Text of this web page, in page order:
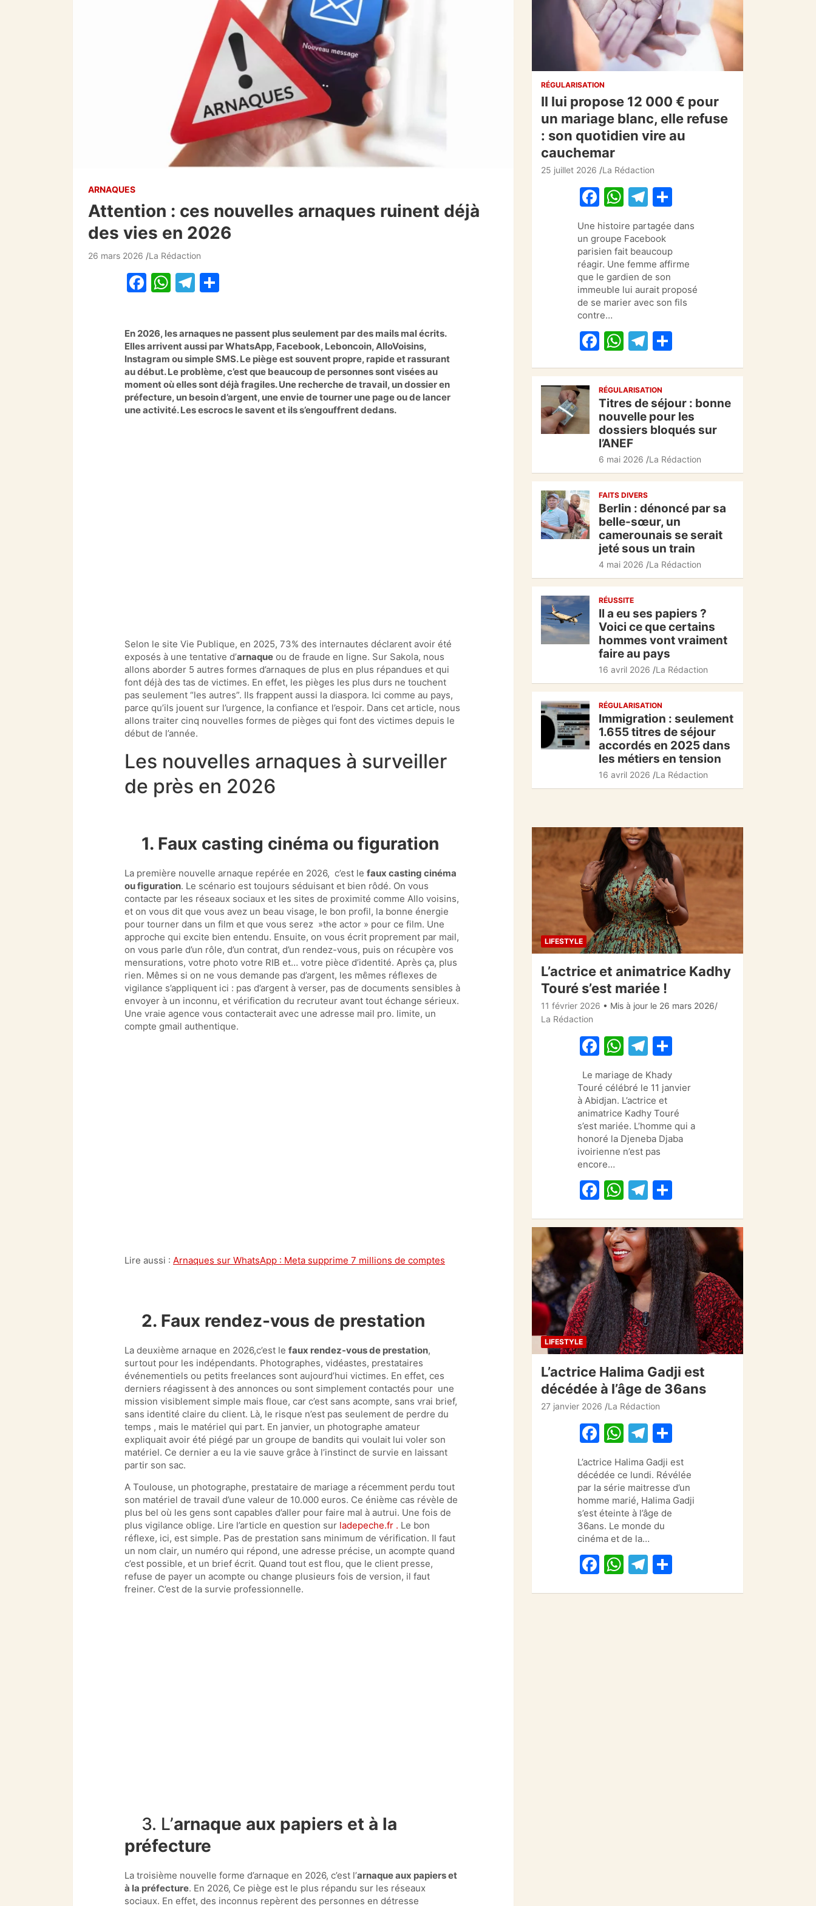
ARNAQUES
Attention : ces nouvelles arnaques ruinent déjà
des vies en 2026
26 mars 2026 La Rédaction
F
e
b
o
o
k
W
s
A
p
p
T
gr
a
m
g
er
En 2026, les arnaques ne passent plus seulement par des mails mal écrits.
Elles arrivent aussi par WhatsApp, Facebook, Leboncoin, AlloVoisins,
Instagram ou simple SMS. Le piège est souvent propre, rapide et rassurant
au début. Le problème, c’est que beaucoup de personnes sont visées au
moment où elles sont déjà fragiles. Une recherche de travail, un dossier en
préfecture, un besoin d’argent, une envie de tourner une page ou de lancer
une activité. Les escrocs le savent et ils s’engouffrent dedans.
Selon le site Vie Publique, en 2025, 73% des internautes déclarent avoir été
exposés à une tentative d’arnaque ou de fraude en ligne. Sur Sakola, nous
allons aborder 5 autres formes d’arnaques de plus en plus répandues et qui
font déjà des tas de victimes. En effet, les pièges les plus durs ne touchent
pas seulement “les autres”. Ils frappent aussi la diaspora. Ici comme au pays,
parce qu’ils jouent sur l’urgence, la confiance et l’espoir. Dans cet article, nous
allons traiter cinq nouvelles formes de pièges qui font des victimes depuis le
début de l’année.
Les nouvelles arnaques à surveiller
de près en 2026
1. Faux casting cinéma ou figuration
La première nouvelle arnaque repérée en 2026, c’est le faux casting cinéma
ou figuration. Le scénario est toujours séduisant et bien rôdé. On vous
contacte par les réseaux sociaux et les sites de proximité comme Allo voisins,
et on vous dit que vous avez un beau visage, le bon profil, la bonne énergie
pour tourner dans un film et que vous serez »the actor » pour ce film. Une
approche qui excite bien entendu. Ensuite, on vous écrit proprement par mail,
on vous parle d’un rôle, d’un contrat, d’un rendez-vous, puis on récupère vos
mensurations, votre photo votre RIB et… votre pièce d’identité. Après ça, plus
rien. Mêmes si on ne vous demande pas d’argent, les mêmes réflexes de
vigilance s’appliquent ici : pas d’argent à verser, pas de documents sensibles à
envoyer à un inconnu, et vérification du recruteur avant tout échange sérieux.
Une vraie agence vous contacterait avec une adresse mail pro. limite, un
compte gmail authentique.
Lire aussi : Arnaques sur WhatsApp : Meta supprime 7 millions de comptes
2. Faux rendez-vous de prestation
La deuxième arnaque en 2026,c’est le faux rendez-vous de prestation,
surtout pour les indépendants. Photographes, vidéastes, prestataires
événementiels ou petits freelances sont aujourd’hui victimes. En effet, ces
derniers réagissent à des annonces ou sont simplement contactés pour une
mission visiblement simple mais floue, car c’est sans acompte, sans vrai brief,
sans identité claire du client. Là, le risque n’est pas seulement de perdre du
temps , mais le matériel qui part. En janvier, un photographe amateur
expliquait avoir été piégé par un groupe de bandits qui voulait lui voler son
matériel. Ce dernier a eu la vie sauve grâce à l’instinct de survie en laissant
partir son sac.
A Toulouse, un photographe, prestataire de mariage a récemment perdu tout
son matériel de travail d’une valeur de 10.000 euros. Ce énième cas révèle de
plus bel où les gens sont capables d’aller pour faire mal à autrui. Une fois de
plus vigilance oblige. Lire l’article en question sur ladepeche.fr . Le bon
réflexe, ici, est simple. Pas de prestation sans minimum de vérification. Il faut
un nom clair, un numéro qui répond, une adresse précise, un acompte quand
c’est possible, et un brief écrit. Quand tout est flou, que le client presse,
refuse de payer un acompte ou change plusieurs fois de version, il faut
freiner. C’est de la survie professionnelle.
3. L’arnaque aux papiers et à la
préfecture
La troisième nouvelle forme d’arnaque en 2026, c’est l’arnaque aux papiers et
à la préfecture. En 2026, Ce piège est le plus répandu sur les réseaux
sociaux. En effet, des inconnus repèrent des personnes en détresse
RÉGULARISATION
Il lui propose 12 000 € pour
un mariage blanc, elle refuse
: son quotidien vire au
cauchemar
25 juillet 2026 La Rédaction
F
c
e
b
o
o
k
W
at
s
A
p
p
T
el
e
gr
a
m
ta
g
er
Une histoire partagée dans
un groupe Facebook
parisien fait beaucoup
réagir. Une femme affirme
que le gardien de son
immeuble lui aurait proposé
de se marier avec son fils
contre…
F
c
e
b
o
o
k
W
s
A
p
p
T
gr
a
m
g
er
RÉGULARISATION
Titres de séjour : bonne
nouvelle pour les
dossiers bloqués sur
l’ANEF
6 mai 2026 La Rédaction
FAITS DIVERS
Berlin : dénoncé par sa
belle-sœur, un
camerounais se serait
jeté sous un train
4 mai 2026 La Rédaction
RÉUSSITE
Il a eu ses papiers ?
Voici ce que certains
hommes vont vraiment
faire au pays
16 avril 2026 La Rédaction
RÉGULARISATION
Immigration : seulement
1.655 titres de séjour
accordés en 2025 dans
les métiers en tension
16 avril 2026 La Rédaction
LIFESTYLE
L’actrice et animatrice Kadhy
Touré s’est mariée !
11 février 2026 • Mis à jour le 26 mars 2026
La Rédaction
F
c
e
b
o
o
k
W
at
s
A
p
p
T
el
e
gr
a
m
ta
g
er
Le mariage de Khady
Touré célébré le 11 janvier
à Abidjan. L’actrice et
animatrice Kadhy Touré
s’est mariée. L’homme qui a
honoré la Djeneba Djaba
ivoirienne n’est pas
encore…
F
c
e
b
o
o
k
W
at
s
A
p
p
T
e
gr
a
m
ta
g
er
LIFESTYLE
L’actrice Halima Gadji est
décédée à l’âge de 36ans
27 janvier 2026 La Rédaction
F
a
c
e
b
o
o
k
W
h
at
s
A
p
p
T
el
e
gr
a
m
ta
g
er
L’actrice Halima Gadji est
décédée ce lundi. Révélée
par la série maitresse d’un
homme marié, Halima Gadji
s’est éteinte à l’âge de
36ans. Le monde du
cinéma et de la…
F
W T